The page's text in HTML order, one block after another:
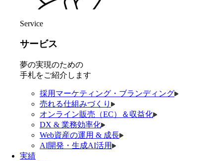
Service
サービス
夢の実現のための
手札をご紹介します
採用マーケティング・ブランディング
売れる仕組みづくり
オンライン販売（EC）＆収益化
DX & 業務効率化
Web資産の運用 & 成長
AI開発・生成AI活用
実績